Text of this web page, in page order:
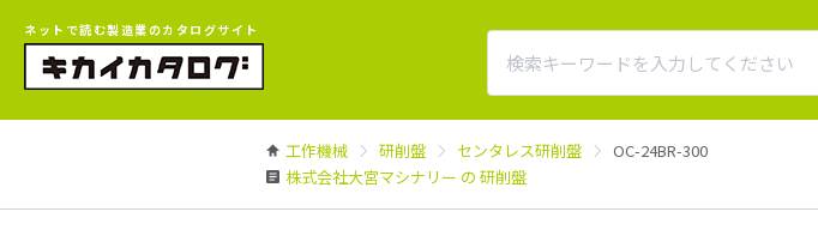
ネットで読む製造業のカタログサイト
工作機械 研削盤 センタレス研削盤
OC-24BR-300
株式会社大宮マシナリー の 研削盤